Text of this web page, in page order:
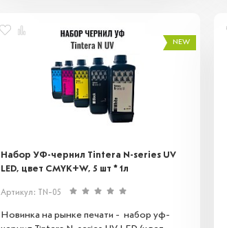
NEW
Набор УФ-чернил Tintera N-series UV
LED, цвет CMYK+W, 5 шт * 1л
Артикул: TN-05
Новинка на рынке печати - набор уф-